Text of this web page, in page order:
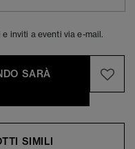
inviti a eventi via e-mail.
SARÀ
SIMILI